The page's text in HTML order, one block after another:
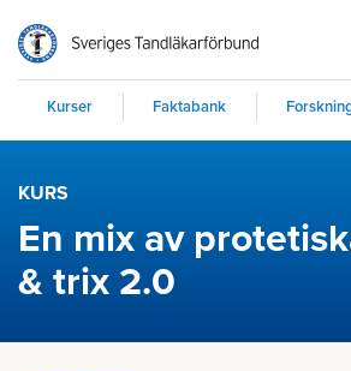
Kurser Faktabank
KURS
En mix av
& trix 2.0